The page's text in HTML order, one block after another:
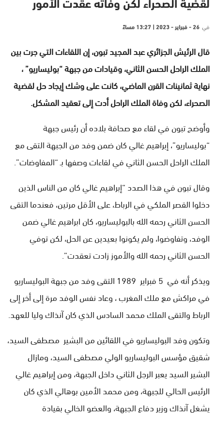
لقضية الصحراء لكن وفاته عقّدت الأمور
في 26 - فبراير - 2023 | 13:27 مساءً
قال الرئيش الجزائري عبد المجيد تبون، إن اللقاءات التي جرت بين
الملك الراحل الحسن الثاني، وقيادات من جبهة “بوليساريو” ،
نهاية ثمانينات القرن الماضي، كانت على وشك إيجاد حل لقضية
الصحراء، لكن وفاة الملك الراحل أدت إلى تعقيد المشكل.
وأوضح تبون في لقاء مع صحافة بلاده أن رئيس جبهة
“بوليساريو”، إبراهيم غالي كان ضمن وفد من الجبهة التقى مع
الملك الراحل الحسن الثاني في لقاءات وصفها بـ “المفاوضات”.
وقال تبون في هذا الصدد “إبراهيم غالي كان من الناس الذين
دخلوا القصر الملكي في الرباط، على الأقل مرتين، فعندما التقى
الحسن الثاني رحمه الله بالبوليساريو، كان ابراهيم غالي ضمن
الوفد، وتفاوضوا، ولم يكونوا بعيدين عن الحل، لكن توفي
الحسن الثاني رحمه الله والأموز زادت تعقدت”.
ويذكر أنه في
5 فبراير 1989 التقى وفد من جبهة البوليساريو
في مراكش مع ملك المغرب ، وعاد نفس الوفد مرة إلى أخر إلى
الرباط والتقى الملك محمد السادس الذي كان آنذاك وليا للعهد.
وتكون وفد البوليساريو في اللقائين من البشير مصطفى السيد،
شقيق مؤسس البوليساريو الولي مصطفى السيد، ومازال
البشير السيد يعبر الرجل الثاني داخل الجبهة، ومن إبراهيم غالي
الرئيس الحالي للجبهة، ومن محمد الأمين بوهالي الذي كان
يشغل آنذاك وزير دفاع الجبهة، والعضو الخالي بقيادة